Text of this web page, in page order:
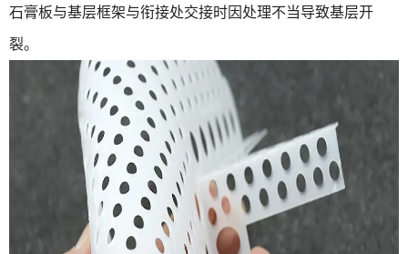
石膏板与基层框架与衔接处交接时因处理不当导致基层开
裂。